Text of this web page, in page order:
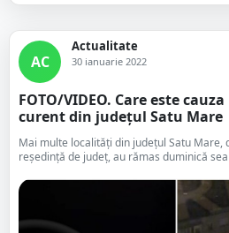
AC
Actualitate
30 ianuarie 2022
FOTO/VIDEO. Care este
curent din județul Satu Mare
Mai multe localități din județul Satu Mare,
reședință de județ, au rămas duminică